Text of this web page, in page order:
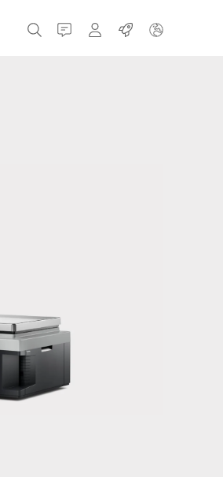
Contato MyBizerbaEmpregos
Espanha
Ucrânia